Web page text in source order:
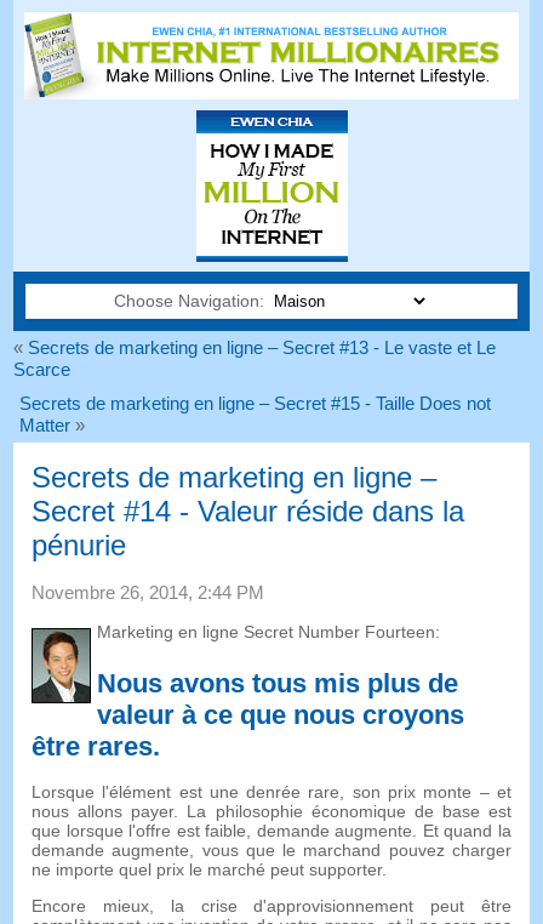
Choose Navigation:
« Secrets de marketing en ligne – Secret #13 - Le vaste et Le
Scarce
Secrets de marketing en ligne – Secret #15 - Taille Does not
Matter »
Secrets de marketing en ligne –
Secret #14 - Valeur réside dans la
pénurie
Novembre 26, 2014, 2:44 PM
Marketing en ligne Secret Number Fourteen:
Nous avons tous mis plus de
valeur à ce que nous croyons
être rares.
Lorsque l'élément est une denrée rare, son prix monte – et
nous allons payer. La philosophie économique de base est
que lorsque l'offre est faible, demande augmente. Et quand la
demande augmente, vous que le marchand pouvez charger
ne importe quel prix le marché peut supporter.
Encore mieux, la crise d'approvisionnement peut être